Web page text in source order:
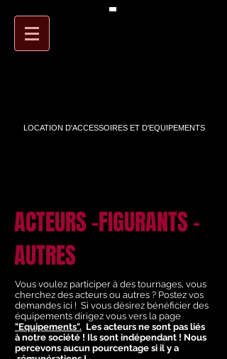
LOCATION D'ACCESSOIRES ET D'EQUIPEMENTS
ACTEURS -FIGURANTS -
AUTRES
Vous voulez participer à des tournages, vous
cherchez des acteurs ou autres ? Postez vos
demandes ici ! Si vous désirez bénéficier des
équipements dirigez vous vers la page
"Equipements". Les acteurs ne sont pas liés
à notre société ! Ils sont indépendant ! Nous
percevons aucun pourcentage si il y a